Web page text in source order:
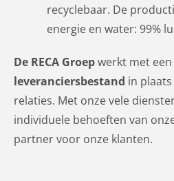
recyclebaar. De
energie en water: 99%
De RECA Groepwerkt met een
leveranciersbestand in
relaties. Met onze vele
individuele behoeften van
partner voor onze klanten.